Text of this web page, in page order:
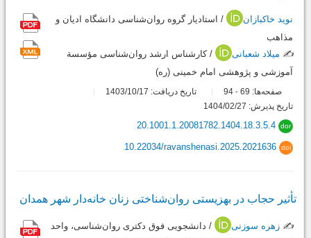
نوید خاکبازان
/ استادیار گروه روان‌شناسی دانشگاه ادیان و
مذاهب
✍️ میلاد شعبانی
/ کارشناس ارشد روان‌شناسی مؤسسة
آموزشی و پژوهشی امام خمینی (ره)
صفحه‌ها: 69
-
تاریخ دریافت: 1403/10/17
تاریخ پذیرش: 1404/02/27
dor
20.1001.1.20081782.1404.18.3.5.4
doi
10.22034/ravanshenasi.2025.2021636
تأثیر حجاب در بهزیستی روان‌شناختی زنان خانه‌دار شهر‌ همدان
✍️ زهره سوزنی
/ دانشجویی فوق دکتری روان‌شناسی، واحد